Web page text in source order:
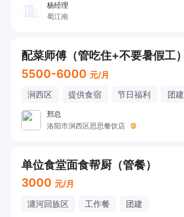
杨经理
蜀江南
配菜师傅（管吃住+不要暑假工）
5500-6000 元/月
涧西区 提供食宿 节日福利 团建
邢总
洛阳市涧西区思思餐饮店
单位食堂面食帮厨（管餐）
3000 元/月
瀍河回族区 工作餐 团建